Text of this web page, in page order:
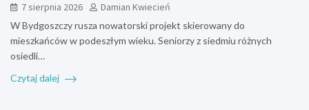
7 sierpnia 2026
Damian Kwiecień
W Bydgoszczy rusza nowatorski projekt skierowany do
mieszkańców w podeszłym wieku. Seniorzy z siedmiu różnych
osiedli…
Czytaj dalej